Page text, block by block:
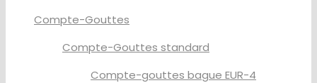
Compte-Gouttes
Compte-Gouttes standard
Compte-gouttes bague EUR-4